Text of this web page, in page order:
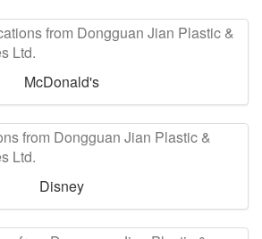
McDonald's
Disney